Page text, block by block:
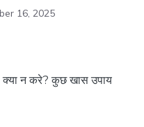
16, 2025
क्या न करे? कुछ खास उपाय